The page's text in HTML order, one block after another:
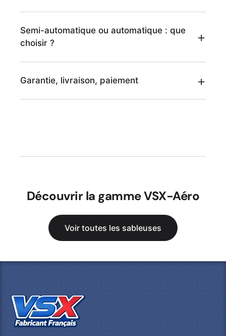
Semi-automatique ou automatique : que
choisir ?
Garantie, livraison, paiement
Découvrir la gamme VSX-Aéro
Voir toutes les sableuses